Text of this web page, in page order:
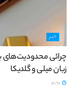
خبر
چرائی محدودیت‌های
زبان میلی و گلدیکا